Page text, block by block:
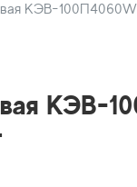
КЭВ-100П4060W
КЭВ-